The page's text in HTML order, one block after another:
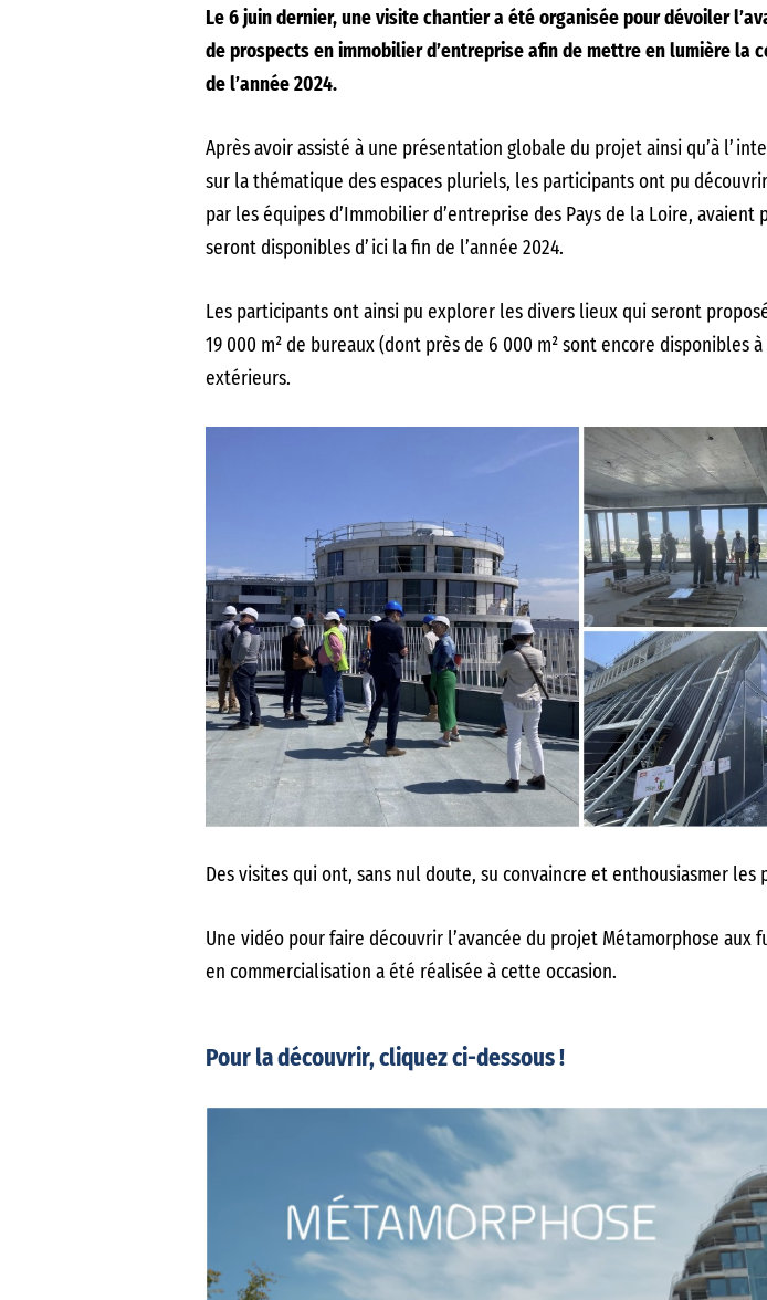
Le 6 juin dernier, une visite chantier a été organisée pour dévoiler
de prospects en immobilier d’entreprise afin de mettre en lumière
de l’année 2024.
Après avoir assisté à une présentation globale du projet ainsi qu’à
sur la thématique des espaces pluriels, les participants ont pu
par les équipes d’Immobilier d’entreprise des Pays de la Loire,
seront disponibles d’ici la fin de l’année 2024.
Les participants ont ainsi pu explorer les divers lieux qui seront
19 000 m² de bureaux (dont près de 6 000 m² sont encore disponibles
extérieurs.
Des visites qui ont, sans nul doute, su convaincre et enthousiasmer
Une vidéo pour faire découvrir l’avancée du projet Métamorphose
en commercialisation a été réalisée à cette occasion.
Pour la découvrir, cliquez ci-dessous !